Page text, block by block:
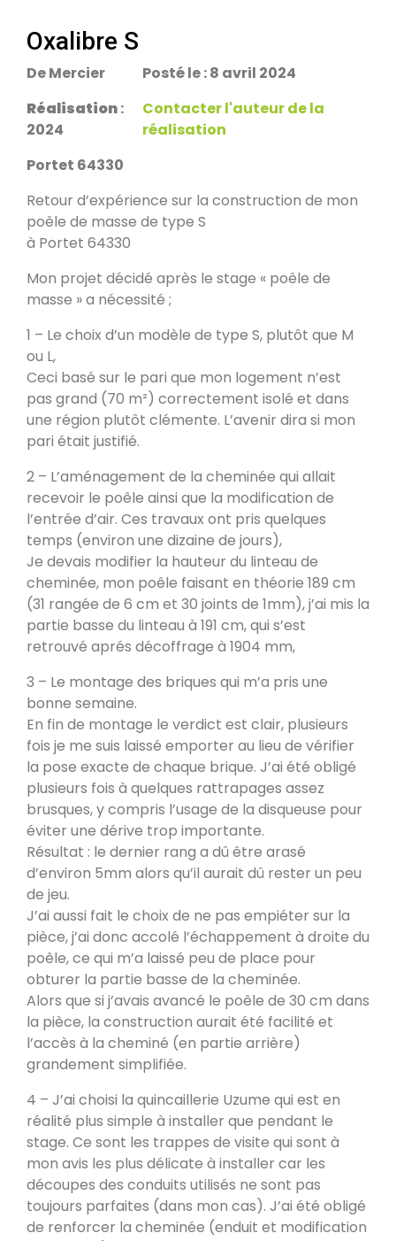
Rans 39700
PDM Yoloxalis
Oxalibre L
Poêle et banc
PDM modèle S
Poele de masse L
Devay 58300
Poêle de masse L avec petit banc
chauffant
Heusy
Poêle de Masse
Bellecombe-en-Bauges 73340
Portet 64330
Modèle M avec enduit
La Table 73110
PDM L
Éternoz 25330
Modèle L sans enduit
Saint-Jean-de-Chevelu 73170
oxalis L
Piégros-la-Clastre 26400
Fleurus
PDM Oxalibre XL avec sortie des
fumées vers le bas
Valleraugue 30570
Oxalibre S
De Mercier
Réalisation:
2024
Portet 64330
Posté le : 8 avril 2024
Contacter l'auteur de la
réalisation
Retour d’expérience sur la construction de mon
poêle de masse de type S
à Portet 64330
Mon projet décidé après le stage « poêle de
masse » a nécessité ;
1 – Le choix d’un modèle de type S, plutôt que M
ou L,
Ceci basé sur le pari que mon logement n’est
pas grand (70 m²) correctement isolé et dans
une région plutôt clémente. L’avenir dira si mon
pari était justifié.
2 – L’aménagement de la cheminée qui allait
recevoir le poêle ainsi que la modification de
l’entrée d’air. Ces travaux ont pris quelques
temps (environ une dizaine de jours),
Je devais modifier la hauteur du linteau de
cheminée, mon poêle faisant en théorie 189 cm
(31 rangée de 6 cm et 30 joints de 1mm), j’ai mis la
partie basse du linteau à 191 cm, qui s’est
retrouvé aprés décoffrage à 1904 mm,
3 – Le montage des briques qui m’a pris une
bonne semaine.
En fin de montage le verdict est clair, plusieurs
fois je me suis laissé emporter au lieu de vérifier
la pose exacte de chaque brique. J’ai été obligé
plusieurs fois à quelques rattrapages assez
brusques, y compris l’usage de la disqueuse pour
éviter une dérive trop importante.
Résultat : le dernier rang a dû être arasé
d’environ 5mm alors qu’il aurait dû rester un peu
de jeu.
J’ai aussi fait le choix de ne pas empiéter sur la
pièce, j’ai donc accolé l’échappement à droite du
poêle, ce qui m’a laissé peu de place pour
obturer la partie basse de la cheminée.
Alors que si j’avais avancé le poêle de 30 cm dans
la pièce, la construction aurait été facilité et
l’accès à la cheminé (en partie arrière)
grandement simplifiée.
4 – J’ai choisi la quincaillerie Uzume qui est en
réalité plus simple à installer que pendant le
stage. Ce sont les trappes de visite qui sont à
mon avis les plus délicate à installer car les
découpes des conduits utilisés ne sont pas
toujours parfaites (dans mon cas). J’ai été obligé
de renforcer la cheminée (enduit et modification